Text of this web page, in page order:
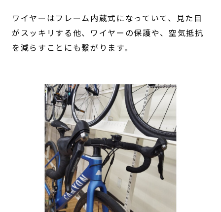
ワイヤーはフレーム内蔵式になっていて、見た目
がスッキリする他、ワイヤーの保護や、空気抵抗
を減らすことにも繋がります。